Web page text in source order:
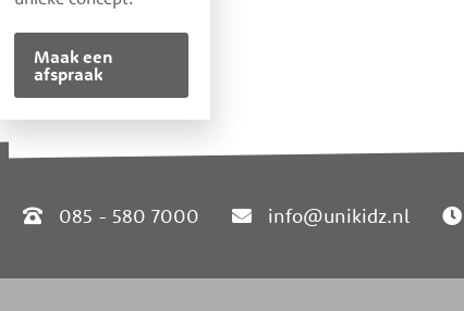
Maak een
afspraak
085 - 580 7000 info@unikidz.nl